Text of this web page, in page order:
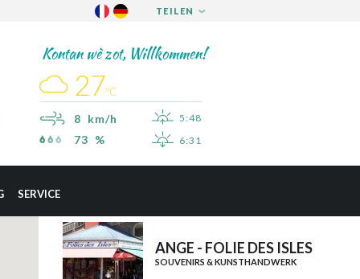
TEILEN
TWITTER
Kontan wè zot, Willkommen!
27ºC
8 km/h
73 %
5:48
6:31
ESPRIT
JOSEPH
SERVICE
ANGE - FOLIE DES ISLES
SOUVENIRS & KUNSTHANDWERK